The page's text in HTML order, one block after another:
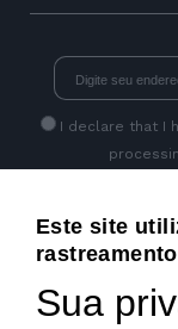
I declare that I
Este site
rastreamento
Sua